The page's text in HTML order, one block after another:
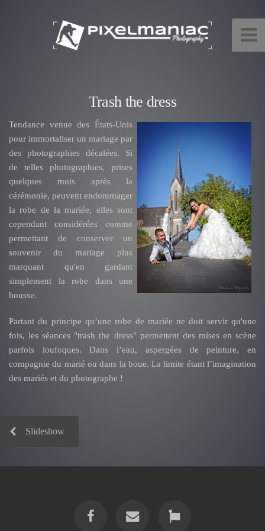
Trash the dress
Tendance venue des États-Unis
pour immortaliser un mariage par
des photographies décalées. Si
de telles photographies, prises
quelques mois après la
cérémonie, peuvent endommager
la robe de la mariée, elles sont
cependant considérées comme
permettant de conserver un
souvenir du mariage plus
marquant qu'en gardant
simplement la robe dans une
housse.
Partant du principe qu’une robe de mariée ne doit servir qu'une
fois, les séances "trash the dress" permettent des mises en scène
parfois loufoques. Dans l’eau, aspergées de peinture, en
compagnie du marié ou dans la boue. La limite étant l’imagination
des mariés et du photographe !
Slideshow